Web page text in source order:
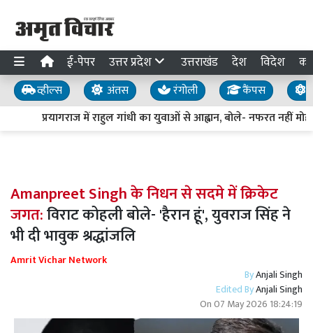
ई-पेपर उत्तर प्रदेश उत्तराखंड देश विदेश
व्हील्स अंतस रंगोली कैंपस
प्रयागराज में राहुल गांधी का युवाओं से आह्वान, बोले- नफरत नहीं
Amanpreet Singh के निधन से सदमे में क्रिकेट
जगत:विराट कोहली बोले- 'हैरान हूं', युवराज सिंह ने
भी दी भावुक श्रद्धांजलि
Amrit Vichar Network
ByAnjali Singh
Edited ByAnjali Singh
On07 May 2026 18:24:19